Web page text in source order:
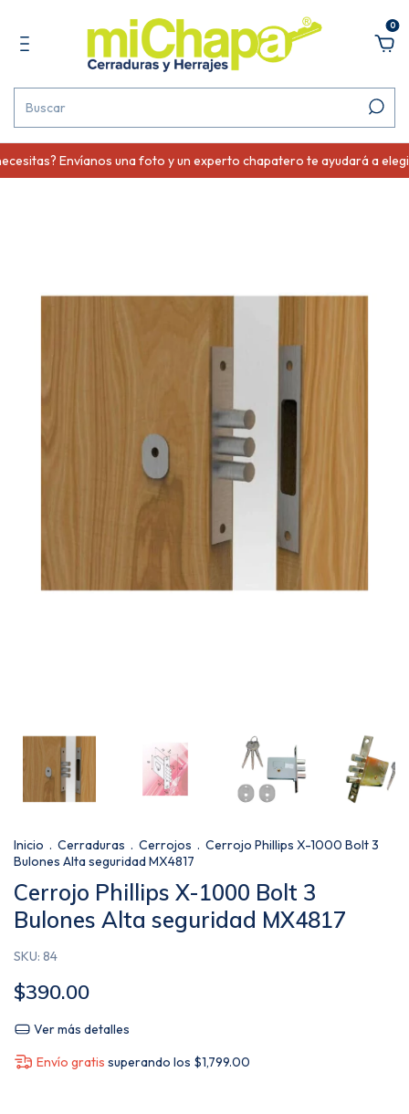
0
Envíanos una foto y un experto chapatero te ayudará a elegir.
Inicio . Cerraduras . Cerrojos . Cerrojo Phillips X-1000 Bolt 3
Bulones Alta seguridad MX4817
Cerrojo Phillips X-1000 Bolt 3
Bulones Alta seguridad MX4817
SKU: 84
$390.00
Ver más detalles
Envío gratis superando los $1,799.00